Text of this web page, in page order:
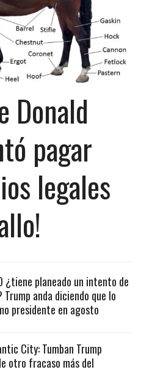
Donald
pagar
legales
¿tiene planeado un intento de
anda diciendo que lo
presidente en agosto
City: Tumban Trump
otro fracaso más del